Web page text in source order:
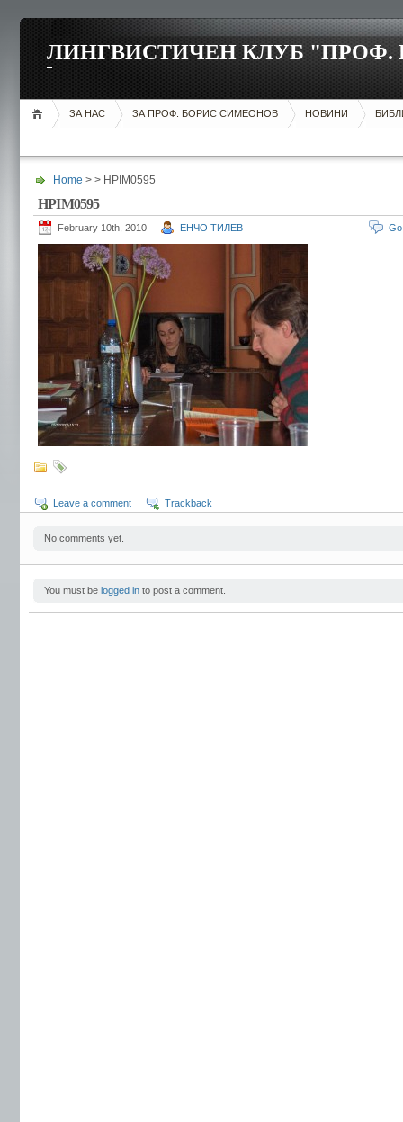
ЛИНГВИСТИЧЕН КЛУБ
ЗА НАС ЗА ПРОФ. БОРИС СИМЕОНОВ НОВИНИ
Home > > HPIM0595
HPIM0595
February 10th, 2010 ЕНЧО ТИЛЕВ
Leave a comment Trackback
No comments yet.
You must be logged in to post a comment.